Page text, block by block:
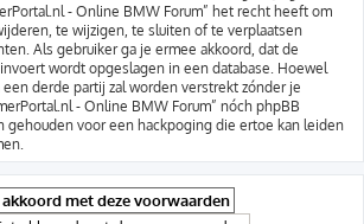
- Online BMW Forum” het recht heeft om
te wijzigen, te sluiten of te verplaatsen
Als gebruiker ga je ermee akkoord, dat de
wordt opgeslagen in een database. Hoewel
derde partij zal worden verstrekt zónder je
- Online BMW Forum” nóch phpBB
gehouden voor een hackpoging die ertoe kan leiden